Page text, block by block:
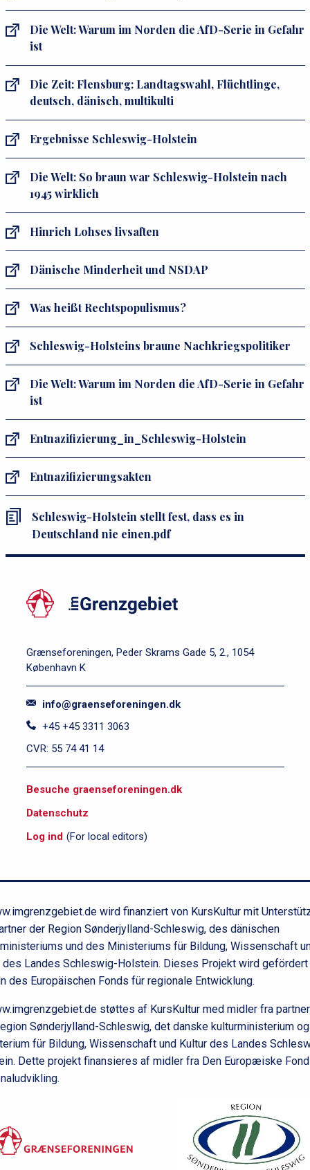
Die Welt: Warum im Norden die AfD-Serie in Gefahr
ist
Die Zeit: Flensburg: Landtagswahl, Flüchtlinge,
deutsch, dänisch, multikulti
Ergebnisse Schleswig-Holstein
Die Welt: So braun war Schleswig-Holstein nach
1945 wirklich
Hinrich Lohses livsaften
Dänische Minderheit und NSDAP
Was heißt Rechtspopulismus?
Schleswig-Holsteins braune Nachkriegspolitiker
Die Welt: Warum im Norden die AfD-Serie in Gefahr
ist
Entnazifizierung_in_Schleswig-Holstein
Entnazifizierungsakten
Schleswig-Holstein stellt fest, dass es in
Deutschland nie einen.pdf
Grænseforeningen, Peder Skrams Gade 5, 2., 1054
København K
info@graenseforeningen.dk
+45 +45 3311 3063
CVR: 55 74 41 14
i
d
e
o
Besuche graenseforeningen.dk
Datenschutz
Log ind (For local editors)
wird finanziert von KursKultur mit
der Region Sønderjylland-Schleswig, des dänischen
und des Ministeriums für Bildung, Wissenschaft
des Landes Schleswig-Holstein. Dieses Projekt wird
des Europäischen Fonds für regionale Entwicklung.
støttes af KursKultur med midler fra
Sønderjylland-Schleswig, det danske kulturministerium og
für Bildung, Wissenschaft und Kultur des Landes
Dette projekt finansieres af midler fra Den Europæiske